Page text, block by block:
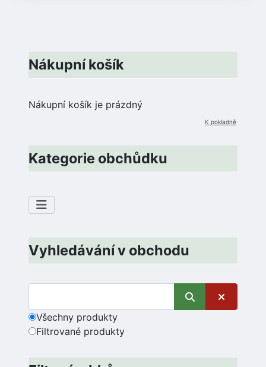
Nákupní košík
Nákupní košík je prázdný
K pokladně
Kategorie obchůdku
Vyhledávání v obchodu
Všechny produkty
Filtrované produkty